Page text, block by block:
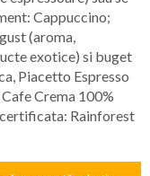
Cappuccino;
(aroma,
exotice) si buget
Piacetto Espresso
Crema 100%
Rainforest